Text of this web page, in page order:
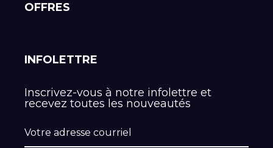
OFFRES
INFOLETTRE
Inscrivez-vous à notre infolettre et
recevez toutes les nouveautés